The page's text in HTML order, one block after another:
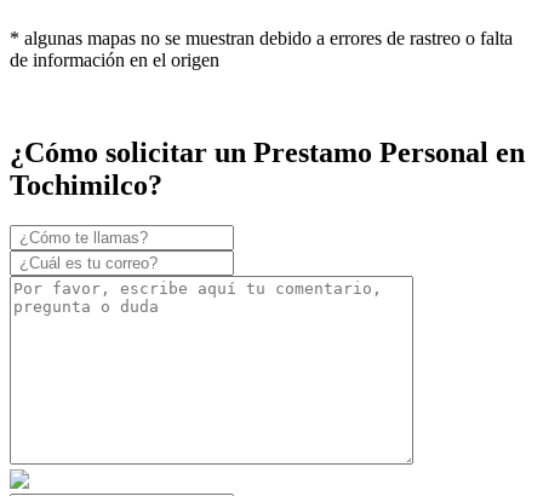
* algunas mapas no se muestran debido a errores de rastreo o falta
de información en el origen
¿Cómo solicitar un Prestamo Personal en
Tochimilco?